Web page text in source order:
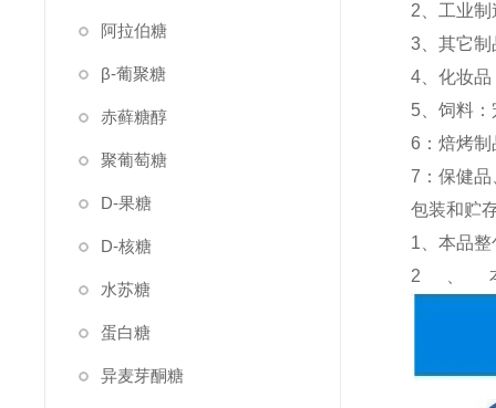
阿拉伯糖
β-葡聚糖
赤藓糖醇
聚葡萄糖
D-果糖
D-核糖
水苏糖
蛋白糖
异麦芽酮糖
2、工业
3、其它
4、化妆
5、饲料
6：焙烤
7：保健
包装和贮
1、本品
2、